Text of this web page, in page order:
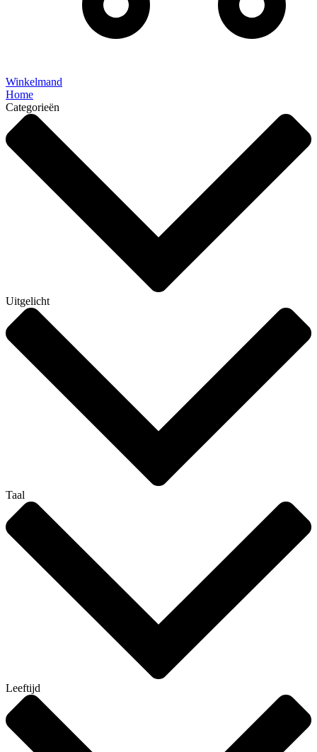
Winkelmand
Home
Categorieën
Uitgelicht
Taal
Leeftijd